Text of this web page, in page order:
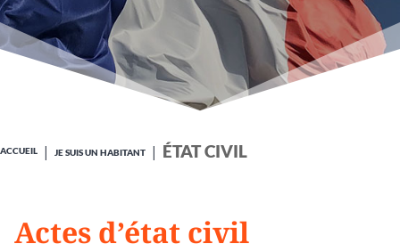
ACCUEIL JE SUIS UN HABITANT ÉTAT CIVIL
Actes d’état civil